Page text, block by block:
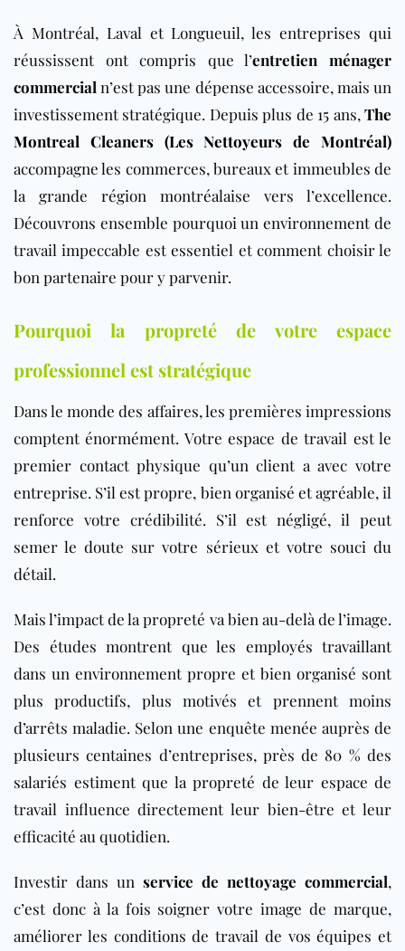
À Montréal, Laval et Longueuil, les entreprises qui
réussissent ont compris que l’entretien ménager
commercial n’est pas une dépense accessoire, mais un
investissement stratégique. Depuis plus de 15 ans,The
Montreal Cleaners (Les Nettoyeurs de Montréal)
accompagne les commerces, bureaux et immeubles de
la grande région montréalaise vers l’excellence.
Découvrons ensemble pourquoi un environnement de
travail impeccable est essentiel et comment choisir le
bon partenaire pour y parvenir.
Pourquoi la propreté de votre espace
professionnel est stratégique
Dans le monde des affaires, les premières impressions
comptent énormément. Votre espace de travail est le
premier contact physique qu’un client a avec votre
entreprise. S’il est propre, bien organisé et agréable, il
renforce votre crédibilité. S’il est négligé, il peut
semer le doute sur votre sérieux et votre souci du
détail.
Mais l’impact de la propreté va bien au-delà de l’image.
Des études montrent que les employés travaillant
dans un environnement propre et bien organisé sont
plus productifs, plus motivés et prennent moins
d’arrêts maladie. Selon une enquête menée auprès de
plusieurs centaines d’entreprises, près de 80 % des
salariés estiment que la propreté de leur espace de
travail influence directement leur bien-être et leur
efficacité au quotidien.
Investir dans un service de nettoyage commercial,
c’est donc à la fois soigner votre image de marque,
améliorer les conditions de travail de vos équipes et